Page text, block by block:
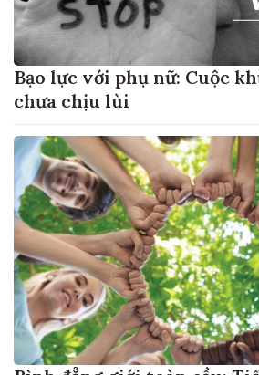
Bạo lực với phụ nữ: Cuộc
chưa chịu lùi